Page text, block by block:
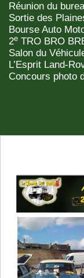
Réunion du
Sortie des
Bourse Auto
2e TRO BRO
Salon du
L’Esprit Land-
Concours photo